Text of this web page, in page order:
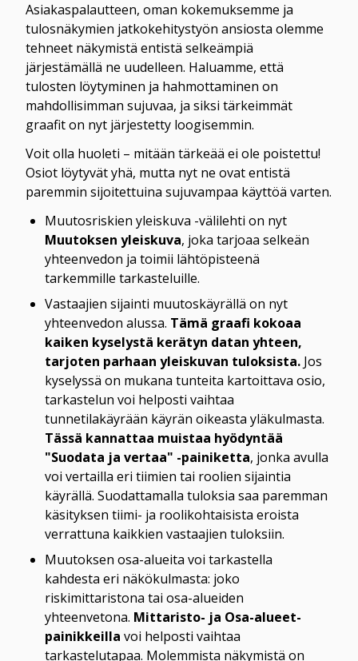
Asiakaspalautteen, oman kokemuksemme ja
tulosnäkymien jatkokehitystyön ansiosta olemme
tehneet näkymistä entistä selkeämpiä
järjestämällä ne uudelleen. Haluamme, että
tulosten löytyminen ja hahmottaminen on
mahdollisimman sujuvaa, ja siksi tärkeimmät
graafit on nyt järjestetty loogisemmin.
Voit olla huoleti – mitään tärkeää ei ole poistettu!
Osiot löytyvät yhä, mutta nyt ne ovat entistä
paremmin sijoitettuina sujuvampaa käyttöä varten.
Muutosriskien yleiskuva -välilehti on nyt
Muutoksen yleiskuva, joka tarjoaa selkeän
yhteenvedon ja toimii lähtöpisteenä
tarkemmille tarkasteluille.
Vastaajien sijainti muutoskäyrällä on nyt
yhteenvedon alussa. Tämä graafi kokoaa
kaiken kyselystä kerätyn datan yhteen,
tarjoten parhaan yleiskuvan tuloksista. Jos
kyselyssä on mukana tunteita kartoittava osio,
tarkastelun voi helposti vaihtaa
tunnetilakäyrään käyrän oikeasta yläkulmasta.
Tässä kannattaa muistaa hyödyntää
"Suodata ja vertaa" -painiketta, jonka avulla
voi vertailla eri tiimien tai roolien sijaintia
käyrällä. Suodattamalla tuloksia saa paremman
käsityksen tiimi- ja roolikohtaisista eroista
verrattuna kaikkien vastaajien tuloksiin.
Muutoksen osa-alueita voi tarkastella
kahdesta eri näkökulmasta: joko
riskimittaristona tai osa-alueiden
yhteenvetona. Mittaristo- ja Osa-alueet-
painikkeilla voi helposti vaihtaa
tarkastelutapaa. Molemmista näkymistä on